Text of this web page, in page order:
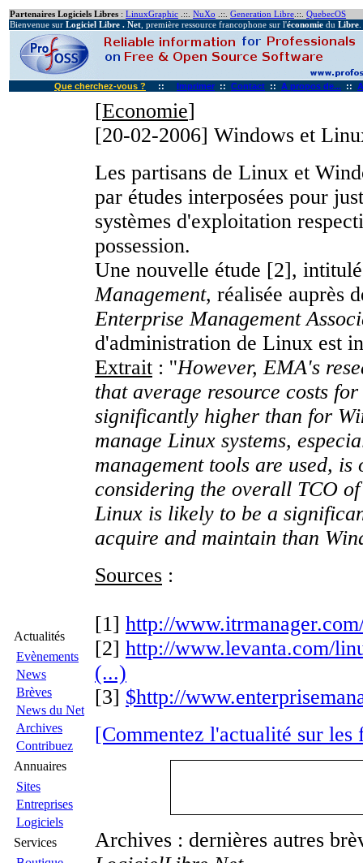
Partenaires Logiciels Libres : LinuxGraphic .::. NuXo .::. Generation Libre .::. QuebecOS
Bienvenue sur Logiciel Libre . Net , première ressource francophone sur l'économie du Libre
Que cherchez-vous ? :: Imprimer :: Contact :: A propos de... ::
Actualités
Evènements
News
Brèves
News du Net
Archives
Contribuez
Annuaires
Sites
Entreprises
Logiciels
Services
[Economie]
[20-02-2006] Windows et
Les partisans de Linux et
par études interposées pour
systèmes d'exploitation
possession.
Une nouvelle étude [2],
Management, réalisée auprès
Enterprise Management
d'administration de Linux est
Extrait : ''However, EMA's
that average resource costs
significantly higher than for
manage Linux systems,
management tools are used,
considering the overall TCO
Linux is likely to be a
acquire and maintain than
Sources :
[1] http://
[2] http://www.levanta.com/
(...)
[3] $http://
[Commentez l'actualité sur les
Archives : dernières autres